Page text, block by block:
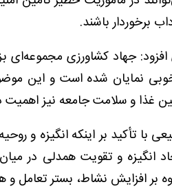
برخوردار باشند.
جهاد کشاورزی
نمایان شده است و این
غذا و سلامت جامعه نیز اهمیت
با تأکید بر اینکه انگیزه و
انگیزه و تقویت همدلی در
بر افزایش نشاط، بستر تعامل و